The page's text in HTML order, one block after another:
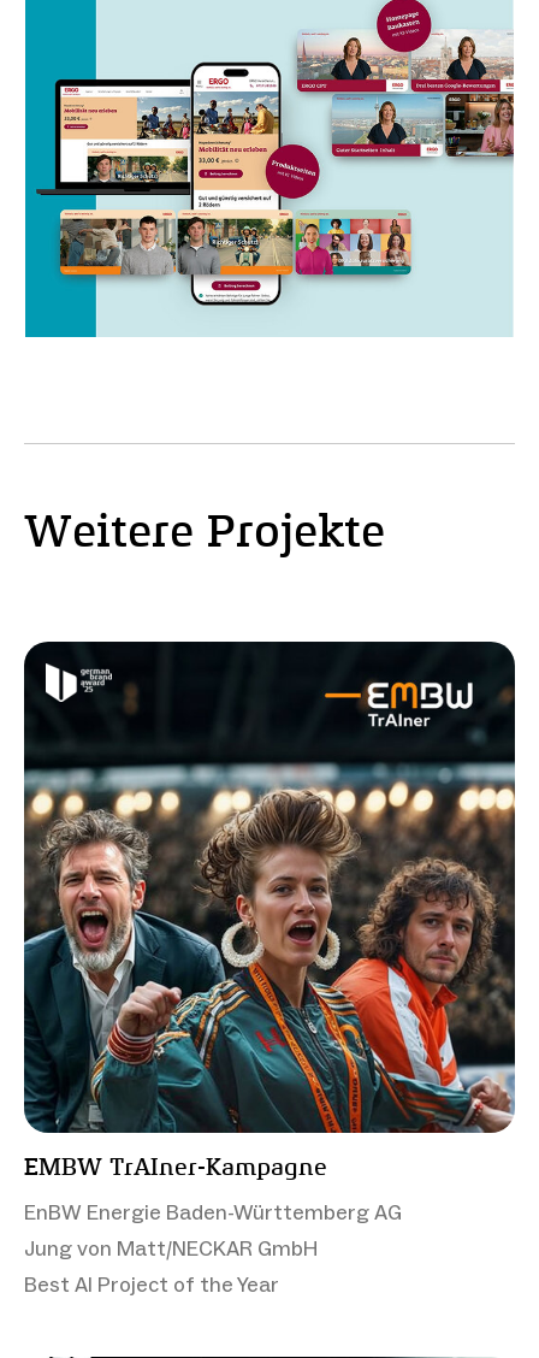
Weitere Projekte
EMBW TrAIner-Kampagne
EnBW Energie Baden-Württemberg AG
Jung von Matt/NECKAR GmbH
Best AI Project of the Year